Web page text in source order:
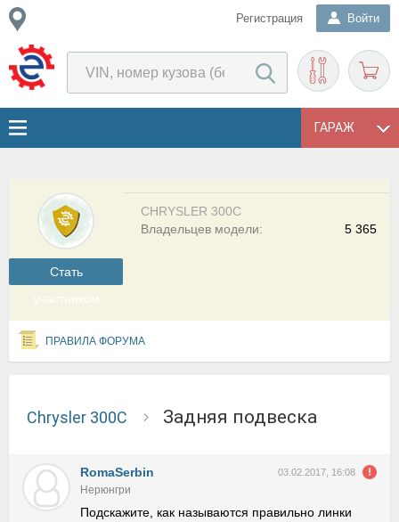
Регистрация Войти
ГАРАЖ
Cтать
участником
CHRYSLER 300C
5 365
Владельцев модели:
ПРАВИЛА ФОРУМА
Chrysler 300C Задняя подвеска
RomaSerbin 03.02.2017, 16:08
Нерюнгри
Подскажите, как называются правильно линки